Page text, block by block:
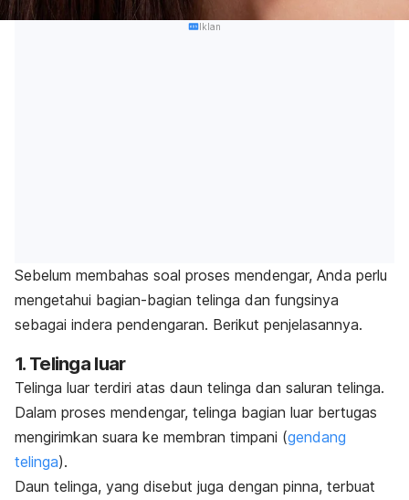
Iklan
Sebelum membahas soal proses mendengar, Anda perlu
mengetahui bagian-bagian telinga dan fungsinya
sebagai indera pendengaran. Berikut penjelasannya.
1. Telinga luar
Telinga luar terdiri atas daun telinga dan saluran telinga.
Dalam proses mendengar, telinga bagian luar bertugas
mengirimkan suara ke membran timpani (gendang
telinga).
Daun telinga, yang disebut juga dengan pinna, terbuat